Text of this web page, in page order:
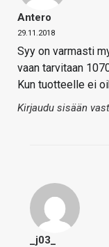
Antero
29.11.2018
Syy on varmasti
vaan tarvitaan
Kun tuotteelle ei
Kirjaudu sisään
_j03_